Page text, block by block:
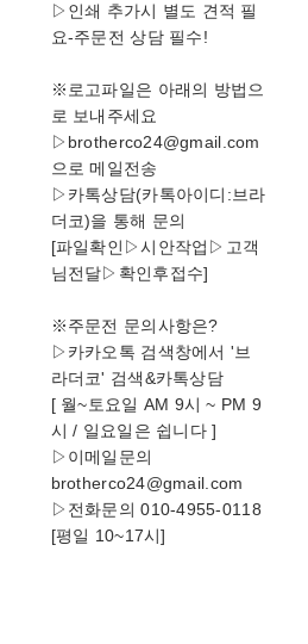
▷인쇄 추가시 별도 견적 필
요-주문전 상담 필수!
※로고파일은 아래의 방법으
로 보내주세요
▷brotherco24@gmail.com
으로 메일전송
▷카톡상담(카톡아이디:브라
더코)을 통해 문의
[파일확인▷시안작업▷고객
님전달▷확인후접수]
※주문전 문의사항은?
▷카카오톡 검색창에서 '브
라더코' 검색&카톡상담
[ 월~토요일 AM 9시 ~ PM 9
시 / 일요일은 쉽니다 ]
▷이메일문의
brotherco24@gmail.com
▷전화문의 010-4955-0118
[평일 10~17시]